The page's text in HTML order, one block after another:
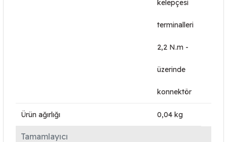
Tamamlayıcı
kelepçesi
terminalleri
2,2 N.m -
üzerinde
konnektör
Ürün ağırlığı 0,04 kg